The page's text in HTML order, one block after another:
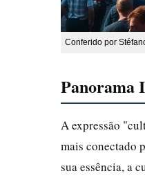
Conferido por
Panorama
A expressão
mais conectado
sua essência, a